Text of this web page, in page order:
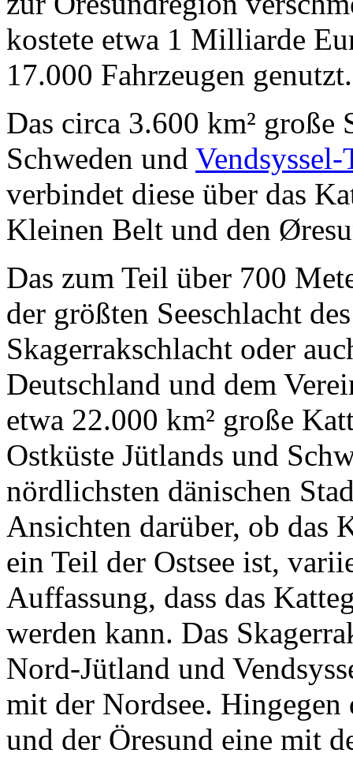
kostete etwa 1 Milliarde
17.000 Fahrzeugen genutzt.
Das circa 3.600 km² große
Schweden und
verbindet diese über das
Kleinen Belt und den
Das zum Teil über 700
der größten Seeschlacht
Skagerrakschlacht oder
Deutschland und dem
etwa 22.000 km² große
Ostküste Jütlands und
nördlichsten dänischen
Ansichten darüber, ob das
ein Teil der Ostsee ist,
Auffassung, dass das
werden kann. Das
Nord-Jütland und
mit der Nordsee.
und der Öresund eine mit